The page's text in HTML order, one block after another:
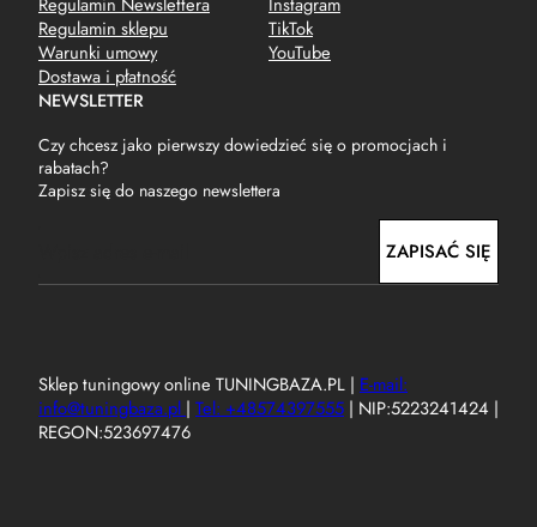
Regulamin sklepu
Warunki umowy
Dostawa i płatność
TikTok
YouTube
NEWSLETTER
Czy chcesz jako pierwszy dowiedzieć się o promocjach i
rabatach?
Zapisz się do naszego newslettera
a
ZAPISAĆ SIĘ
Sklep tuningowy online TUNINGBAZA.PL | E-mail:
info@tuningbaza.pl | Tel: +48574397555 | NIP:5223241424 |
REGON:523697476